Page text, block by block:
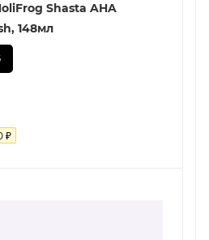
Shasta AHA
148мл
₽